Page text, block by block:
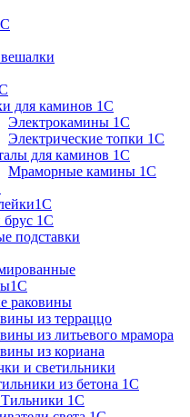
для каминов 1C
Электрокамины 1С
Электрические топки 1C
для каминов 1С
Мраморные камины 1C
1С
подставки
раковины
из терраццо
из литьевого мрамора
из кориана
и светильники
из бетона 1С
1С